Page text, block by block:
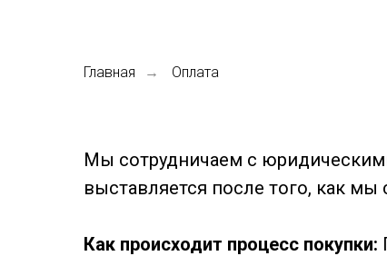
Главная → Оплата
Мы сотрудничаем с
выставляется после того, как мы
Как происходит процесс покупки: